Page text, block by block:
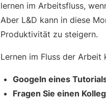
lernen im Arbeitsfluss,
Aber L&D kann in diese
Produktivität zu steigern.
Lernen im Fluss der Arbeit
Googeln eines
Fragen Sie einen